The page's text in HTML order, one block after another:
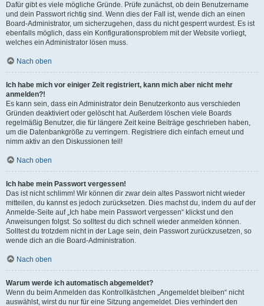
Dafür gibt es viele mögliche Gründe. Prüfe zunächst, ob dein Benutzername
und dein Passwort richtig sind. Wenn dies der Fall ist, wende dich an einen
Board-Administrator, um sicherzugehen, dass du nicht gesperrt wurdest. Es ist
ebenfalls möglich, dass ein Konfigurationsproblem mit der Website vorliegt,
welches ein Administrator lösen muss.
Nach oben
Ich habe mich vor einiger Zeit registriert, kann mich aber nicht mehr
anmelden?!
Es kann sein, dass ein Administrator dein Benutzerkonto aus verschieden
Gründen deaktiviert oder gelöscht hat. Außerdem löschen viele Boards
regelmäßig Benutzer, die für längere Zeit keine Beiträge geschrieben haben,
um die Datenbankgröße zu verringern. Registriere dich einfach erneut und
nimm aktiv an den Diskussionen teil!
Nach oben
Ich habe mein Passwort vergessen!
Das ist nicht schlimm! Wir können dir zwar dein altes Passwort nicht wieder
mitteilen, du kannst es jedoch zurücksetzen. Dies machst du, indem du auf der
Anmelde-Seite auf „Ich habe mein Passwort vergessen“ klickst und den
Anweisungen folgst. So solltest du dich schnell wieder anmelden können.
Solltest du trotzdem nicht in der Lage sein, dein Passwort zurückzusetzen, so
wende dich an die Board-Administration.
Nach oben
Warum werde ich automatisch abgemeldet?
Wenn du beim Anmelden das Kontrollkästchen „Angemeldet bleiben“ nicht
auswählst, wirst du nur für eine Sitzung angemeldet. Dies verhindert den